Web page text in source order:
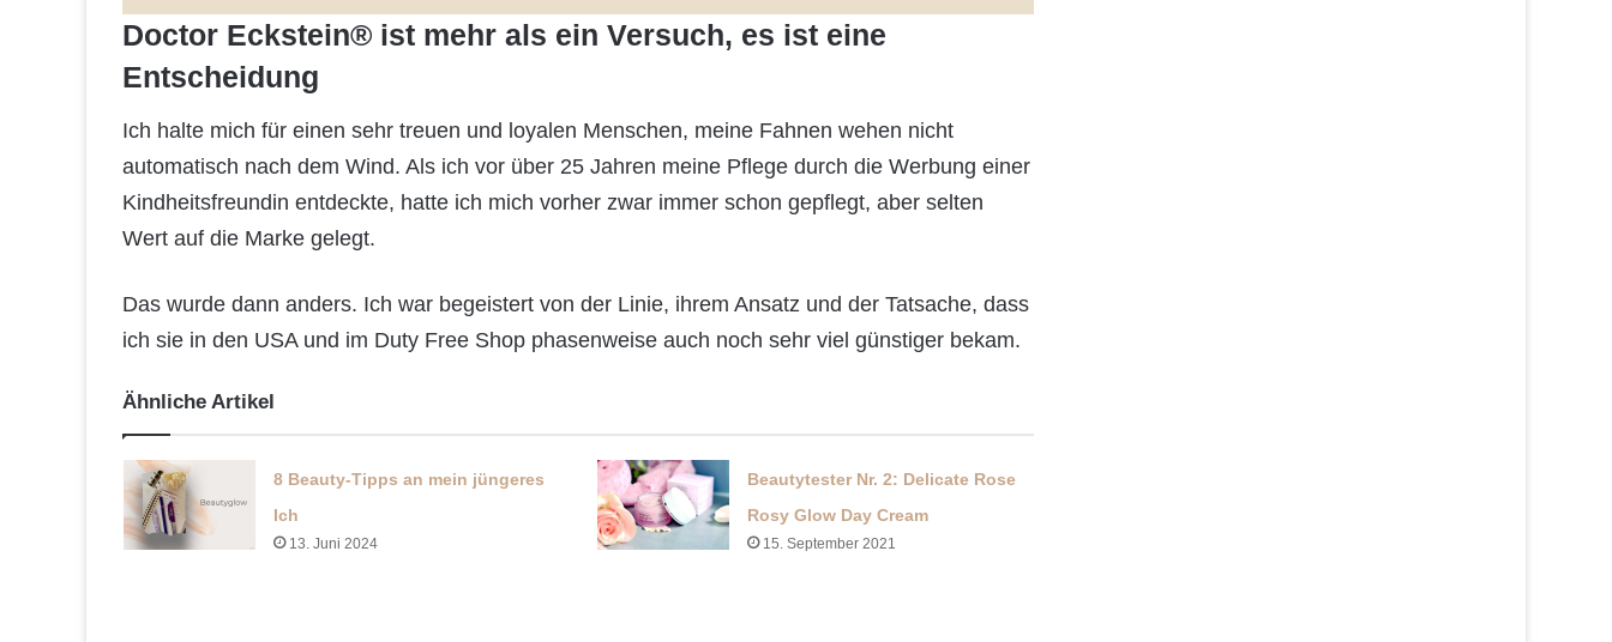
Doctor Eckstein® ist mehr als ein Versuch, es ist eine
Entscheidung
Ich halte mich für einen sehr treuen und loyalen Menschen, meine Fahnen wehen nicht
automatisch nach dem Wind. Als ich vor über 25 Jahren meine Pflege durch die Werbung einer
Kindheitsfreundin entdeckte, hatte ich mich vorher zwar immer schon gepflegt, aber selten
Wert auf die Marke gelegt.
Das wurde dann anders. Ich war begeistert von der Linie, ihrem Ansatz und der Tatsache, dass
ich sie in den USA und im Duty Free Shop phasenweise auch noch sehr viel günstiger bekam.
Ähnliche Artikel
8 Beauty-Tipps an mein jüngeres
Ich
13. Juni 2024
Beautytester Nr. 2: Delicate Rose
Rosy Glow Day Cream
15. September 2021